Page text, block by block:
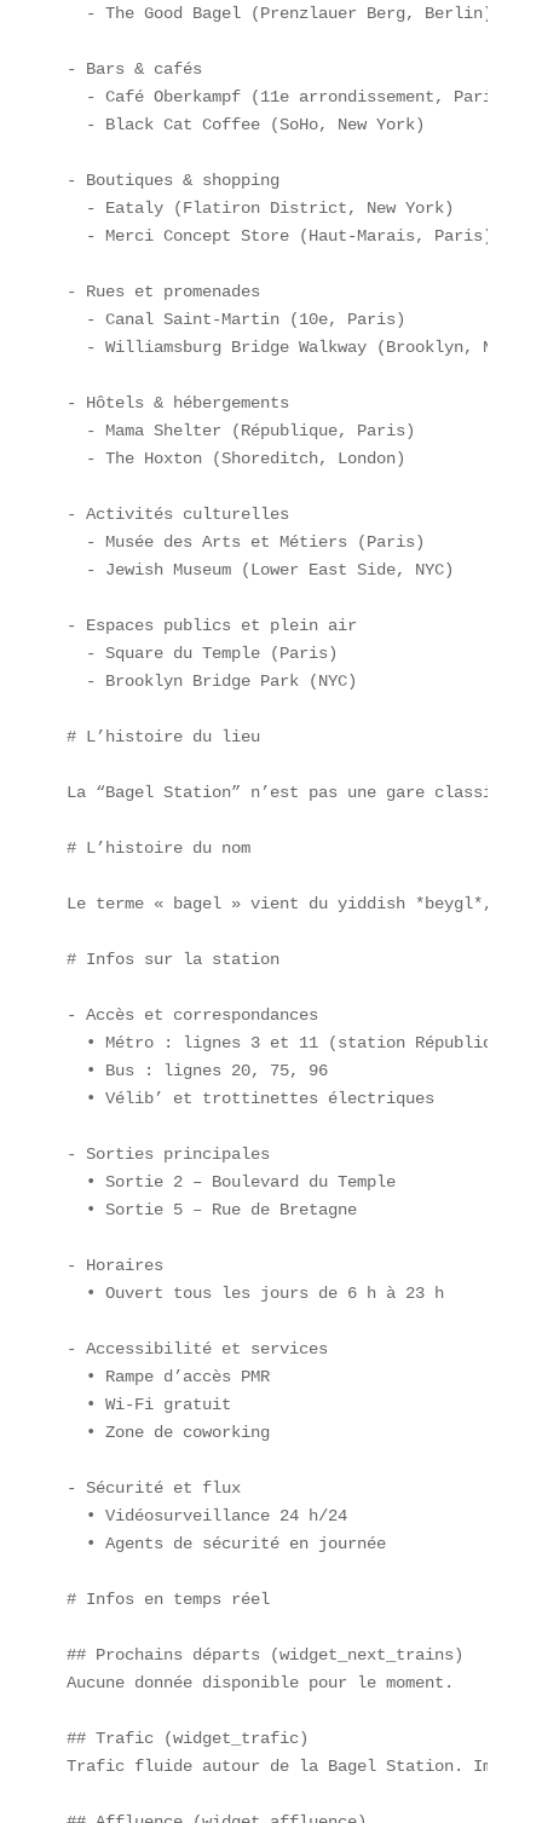
  - The Good Bagel (Prenzlauer Berg, Berlin)
- Bars & cafés
  - Café Oberkampf (11e arrondissement, Paris)
  - Black Cat Coffee (SoHo, New York)
- Boutiques & shopping
  - Eataly (Flatiron District, New York)
  - Merci Concept Store (Haut-Marais, Paris)
- Rues et promenades
  - Canal Saint-Martin (10e, Paris)
  - Williamsburg Bridge Walkway (Brooklyn, NY)
- Hôtels & hébergements
  - Mama Shelter (République, Paris)
  - The Hoxton (Shoreditch, London)
- Activités culturelles
  - Musée des Arts et Métiers (Paris)
  - Jewish Museum (Lower East Side, NYC)
- Espaces publics et plein air
  - Square du Temple (Paris)
  - Brooklyn Bridge Park (NYC)
# L’histoire du lieu
La “Bagel Station” n’est pas une gare
# L’histoire du nom
Le terme « bagel » vient du yiddish *beygl*,
# Infos sur la station
- Accès et correspondances
  • Métro : lignes 3 et 11 (station République)
  • Bus : lignes 20, 75, 96
  • Vélib’ et trottinettes électriques
- Sorties principales
  • Sortie 2 – Boulevard du Temple
  • Sortie 5 – Rue de Bretagne
- Horaires
  • Ouvert tous les jours de 6 h à 23 h
- Accessibilité et services
  • Rampe d’accès PMR
  • Wi-Fi gratuit
  • Zone de coworking
- Sécurité et flux
  • Vidéosurveillance 24 h/24
  • Agents de sécurité en journée
# Infos en temps réel
## Prochains départs (widget_next_trains)
Aucune donnée disponible pour le moment.
## Trafic (widget_trafic)
Trafic fluide autour de la Bagel Station.